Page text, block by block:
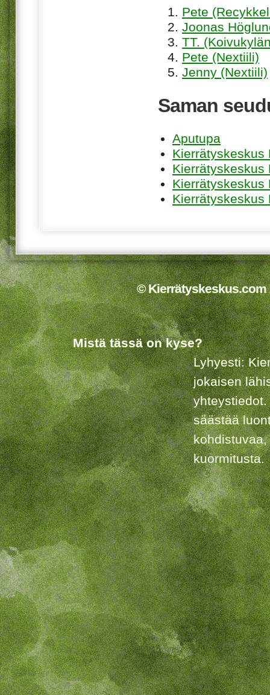
Pete
Joonas
TT.
Pete (Nextiili)
Jenny (Nextiili)
Saman
Aputupa
Kierrätyskeskus
Kierrätyskeskus
Kierrätyskeskus
Kierrätyskeskus
© Kierrätyskeskus.com
Mistä tässä on kyse?
Lyhyesti:
jokaisen
säästää
kuormitusta.